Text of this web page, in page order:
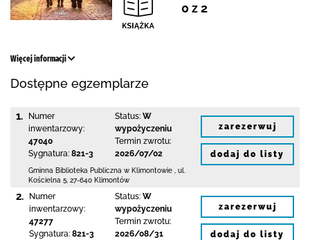
0 z 2
Więcej informacji
Dostępne egzemplarze
1.
Numer
inwentarzowy:
47040
Sygnatura: 821-3
Status: W
wypożyczeniu
Termin zwrotu:
2026/07/02
Gminna Biblioteka Publiczna w Klimontowie
ul.
Kościelna 5 27-640 Klimontów
zarezerwuj
dodaj do listy
2.
Numer
inwentarzowy:
47277
Sygnatura: 821-3
Status: W
wypożyczeniu
Termin zwrotu:
2026/08/31
zarezerwuj
dodaj do listy